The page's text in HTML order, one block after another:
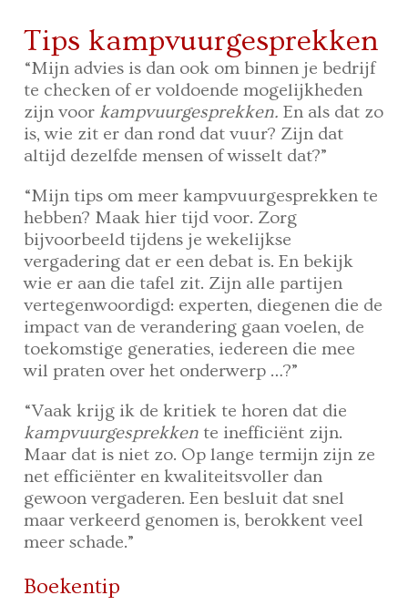
Tips kampvuurgesprekken
“Mijn advies is dan ook om binnen je bedrijf
te checken of er voldoende mogelijkheden
zijn voorkampvuurgesprekken.En als dat zo
is, wie zit er dan rond dat vuur? Zijn dat
altijd dezelfde mensen of wisselt dat?”
“Mijn tips om meer kampvuurgesprekken te
hebben? Maak hier tijd voor. Zorg
bijvoorbeeld tijdens je wekelijkse
vergadering dat er een debat is. En bekijk
wie er aan die tafel zit. Zijn alle partijen
vertegenwoordigd: experten, diegenen die de
impact van de verandering gaan voelen, de
toekomstige generaties, iedereen die mee
wil praten over het onderwerp …?”
“Vaak krijg ik de kritiek te horen dat die
kampvuurgesprekken te inefficiënt zijn.
Maar dat is niet zo. Op lange termijn zijn ze
net efficiënter en kwaliteitsvoller dan
gewoon vergaderen. Een besluit dat snel
maar verkeerd genomen is, berokkent veel
meer schade.”
Boekentip